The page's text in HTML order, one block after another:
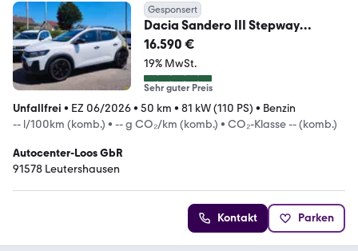
Gesponsert
Dacia Sandero III Stepway
Essential TCe 110
16.590 €
19% MwSt.
Sehr guter Preis
Unfallfrei • EZ 06/2026• 50 km • 81 kW (110 PS) • Benzin
-- l/100km (komb.) • -- g CO₂/km (komb.) • CO₂-Klasse -- (komb.)
Autocenter-Loos GbR
91578 Leutershausen
Kontakt Parken